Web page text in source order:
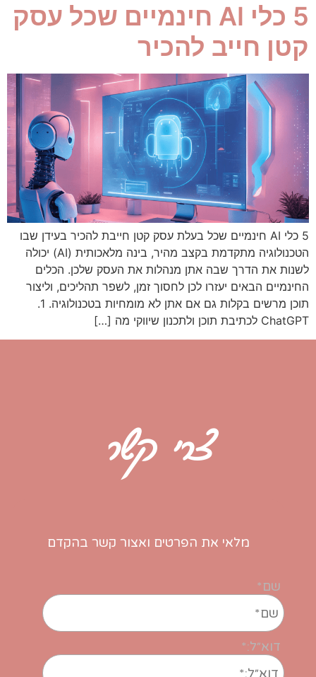
5 כלי AI חינמיים שכל עסק
קטן חייב להכיר
5 כלי AI חינמיים שכל בעלת עסק קטן חייבת להכיר בעידן שבו
הטכנולוגיה מתקדמת בקצב מהיר, בינה מלאכותית (AI) יכולה
לשנות את הדרך שבה אתן מנהלות את העסק שלכן. הכלים
החינמיים הבאים יעזרו לכן לחסוך זמן, לשפר תהליכים, וליצור
תוכן מרשים בקלות גם אם אתן לא מומחיות בטכנולוגיה. 1.
ChatGPT לכתיבת תוכן ולתכנון שיווקי מה […]
צרי קשר